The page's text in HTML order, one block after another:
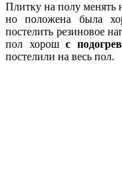
Плитку на полу менять
но положена была
постелить резиновое
пол хорошс
постелили на весь пол.